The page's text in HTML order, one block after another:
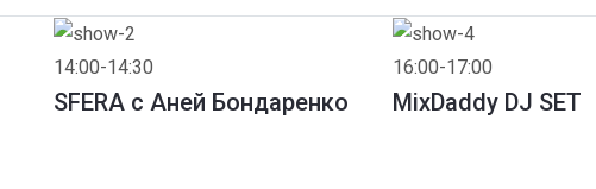
14:00-14:30
SFERA с Аней Бондаренко
16:00-17:00
MixDaddy DJ SET